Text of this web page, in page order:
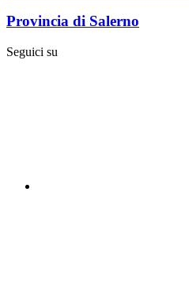
Provincia di Salerno
Seguici su